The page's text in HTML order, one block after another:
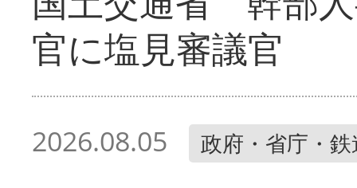
官に塩見審議官
2026.08.05 政府・省庁・